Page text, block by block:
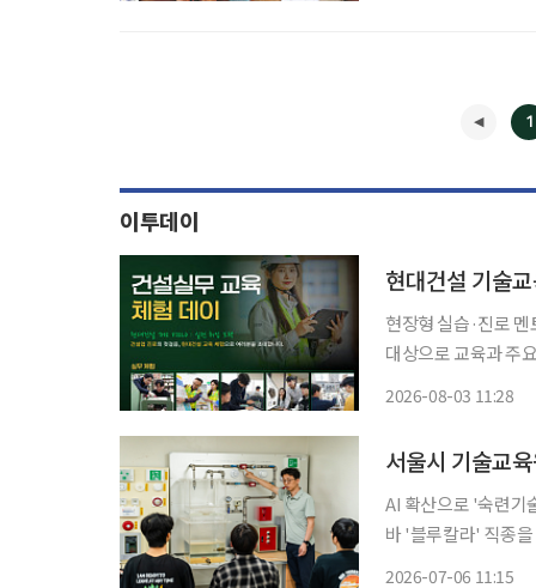
1
이투데이
현대건설 기술
현장형 실습·진로 멘토링 진행 현대건설 기술교육원이 건설
대상으로 교육과 주요 직
2026-08-03 11:28
AI 확산으로 '숙련기
바 '블루칼라' 직종
2026-07-06 11:15